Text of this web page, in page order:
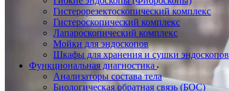
Гистерорезектоскопический комплекс
Гистероскопический комплекс
Лапароскопический комплекс
Мойки для эндоскопов
Шкафы для хранения и сушки эндоскопов
Функциональная диагностика
Анализаторы состава тела
Биологическая обратная связь (БОС)